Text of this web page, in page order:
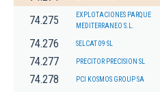
74.275
EXPLOTACIONES PARQUE
MEDITERRANEO S.L.
74.276 SELCAT 09 SL
74.277 PRECITOR PRECISION SL
74.278 PCI KOSMOS GROUP SA